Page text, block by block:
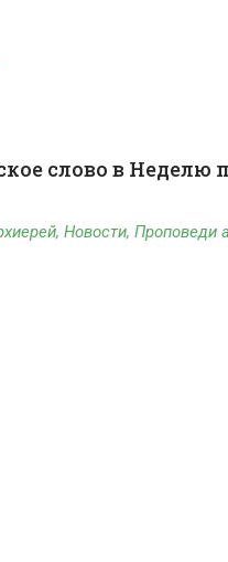
слово в Неделю
,Новости,Проповеди